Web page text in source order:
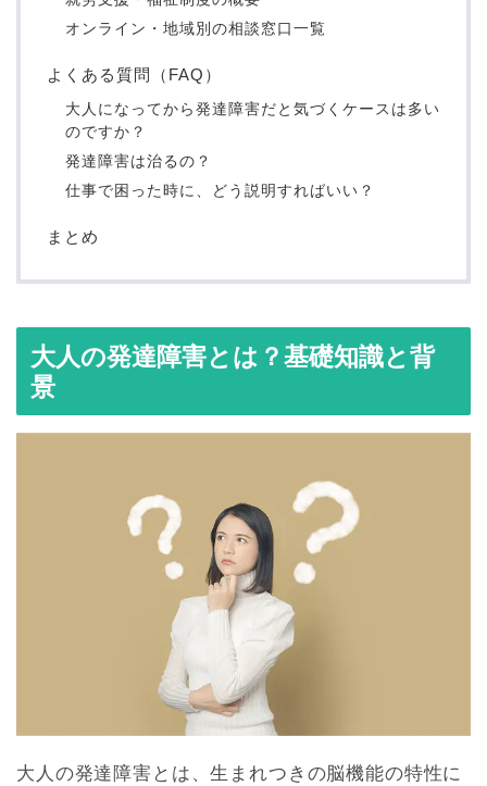
オンライン・地域別の相談窓口一覧
よくある質問（FAQ）
大人になってから発達障害だと気づくケースは多い
のですか？
発達障害は治るの？
仕事で困った時に、どう説明すればいい？
まとめ
大人の発達障害とは？基礎知識と背
景
大人の発達障害とは、生まれつきの脳機能の特性に